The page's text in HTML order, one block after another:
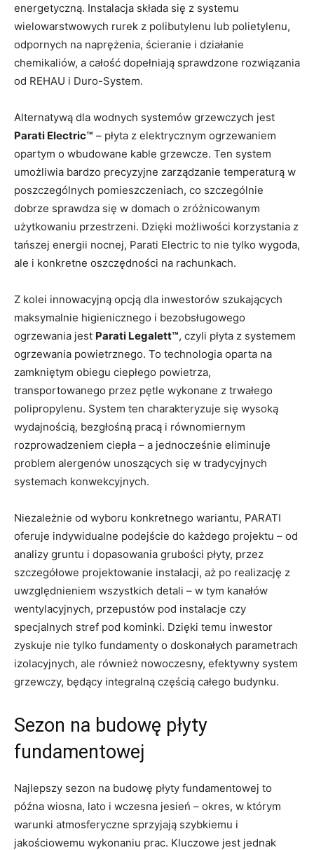
energetyczną. Instalacja składa się z systemu
wielowarstwowych rurek z polibutylenu lub polietylenu,
odpornych na naprężenia, ścieranie i działanie
chemikaliów, a całość dopełniają sprawdzone rozwiązania
od REHAU i Duro-System.
Alternatywą dla wodnych systemów grzewczych jest
Parati Electric™ – płyta z elektrycznym ogrzewaniem
opartym o wbudowane kable grzewcze. Ten system
umożliwia bardzo precyzyjne zarządzanie temperaturą w
poszczególnych pomieszczeniach, co szczególnie
dobrze sprawdza się w domach o zróżnicowanym
użytkowaniu przestrzeni. Dzięki możliwości korzystania z
tańszej energii nocnej, Parati Electric to nie tylko wygoda,
ale i konkretne oszczędności na rachunkach.
Z kolei innowacyjną opcją dla inwestorów szukających
maksymalnie higienicznego i bezobsługowego
ogrzewania jest Parati Legalett™, czyli płyta z systemem
ogrzewania powietrznego. To technologia oparta na
zamkniętym obiegu ciepłego powietrza,
transportowanego przez pętle wykonane z trwałego
polipropylenu. System ten charakteryzuje się wysoką
wydajnością, bezgłośną pracą i równomiernym
rozprowadzeniem ciepła – a jednocześnie eliminuje
problem alergenów unoszących się w tradycyjnych
systemach konwekcyjnych.
Niezależnie od wyboru konkretnego wariantu, PARATI
oferuje indywidualne podejście do każdego projektu – od
analizy gruntu i dopasowania grubości płyty, przez
szczegółowe projektowanie instalacji, aż po realizację z
uwzględnieniem wszystkich detali – w tym kanałów
wentylacyjnych, przepustów pod instalacje czy
specjalnych stref pod kominki. Dzięki temu inwestor
zyskuje nie tylko fundamenty o doskonałych parametrach
izolacyjnych, ale również nowoczesny, efektywny system
grzewczy, będący integralną częścią całego budynku.
Sezon na budowę płyty
fundamentowej
Najlepszy sezon na budowę płyty fundamentowej to
późna wiosna, lato i wczesna jesień – okres, w którym
warunki atmosferyczne sprzyjają szybkiemu i
jakościowemu wykonaniu prac. Kluczowe jest jednak